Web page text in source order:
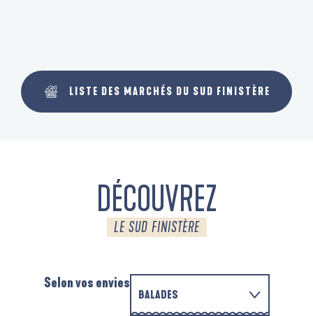
LISTE DES MARCHÉS DU SUD FINISTÈRE
DÉCOUVREZ
LE SUD FINISTÈRE
Selon vos envies
BALADES